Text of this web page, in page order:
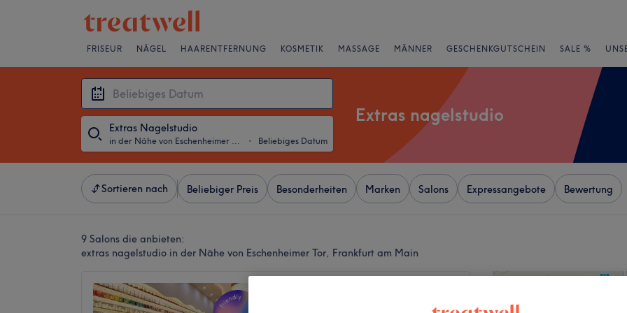
FRISEUR NÄGEL HAARENTFERNUNG KOSMETIK MASSAGE MÄNNER GESCHENKGUTSCHEIN SALE %
Extras Nagelstudio
in der Nähe von Eschenheimer Tor, Frankfurt am Main ・ Beliebiges Datum
Extras nagelstudio
Sortieren nach Beliebiger Preis Besonderheiten Marken Salons Expressangebote Bewertung
9 Salons die anbieten:
extras nagelstudio in der Nähe von Eschenheimer Tor, Frankfurt am Main
31 Bewertungen